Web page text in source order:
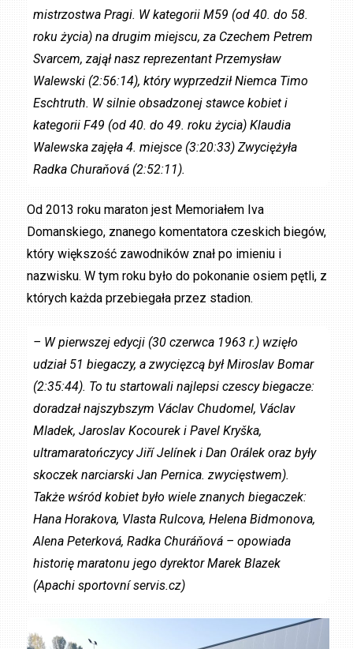
mistrzostwa Pragi. W kategorii M59 (od 40. do 58.
roku życia) na drugim miejscu, za Czechem Petrem
Svarcem, zajął nasz reprezentant Przemysław
Walewski (2:56:14), który wyprzedził Niemca Timo
Eschtruth. W silnie obsadzonej stawce kobiet i
kategorii F49 (od 40. do 49. roku życia) Klaudia
Walewska zajęła 4. miejsce (3:20:33) Zwyciężyła
Radka Churaňová (2:52:11).
Od 2013 roku maraton jest Memoriałem Iva
Domanskiego, znanego komentatora czeskich biegów,
który większość zawodników znał po imieniu i
nazwisku. W tym roku było do pokonanie osiem pętli, z
których każda przebiegała przez stadion.
– W pierwszej edycji (30 czerwca 1963 r.) wzięło
udział 51 biegaczy, a zwycięzcą był Miroslav Bomar
(2:35:44). To tu startowali najlepsi czescy biegacze:
doradzał najszybszym Václav Chudomel, Václav
Mladek, Jaroslav Kocourek i Pavel Kryška,
ultramaratończycy Jiří Jelínek i Dan Orálek oraz były
skoczek narciarski Jan Pernica. zwycięstwem).
Także wśród kobiet było wiele znanych biegaczek:
Hana Horakova, Vlasta Rulcova, Helena Bidmonova,
Alena Peterková, Radka Churáňová – opowiada
historię maratonu jego dyrektor Marek Blazek
(Apachi sportovní servis.cz)